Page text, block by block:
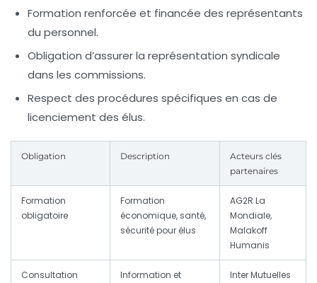
Formation renforcée et financée des représentants
du personnel.
Obligation d’assurer la représentation syndicale
dans les commissions.
Respect des procédures spécifiques en cas de
licenciement des élus.
Obligation Description
Acteurs clés
partenaires
Formation
obligatoire
Formation
économique, santé,
sécurité pour élus
AG2R La
Mondiale,
Malakoff
Humanis
Consultation
Information et
Inter Mutuelles